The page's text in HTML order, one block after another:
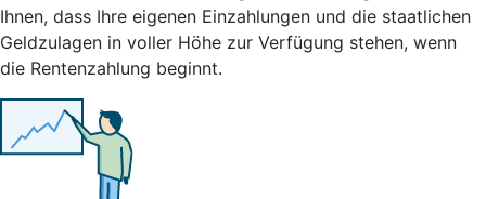
Ihnen, dass Ihre eigenen Einzahlungen und die staatlichen
Geldzulagen in voller Höhe zur Verfügung stehen, wenn
die Rentenzahlung beginnt.